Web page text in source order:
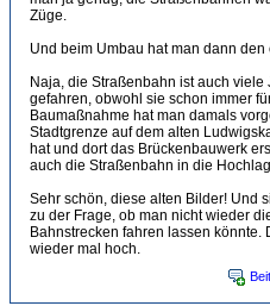
Züge.
Und beim Umbau hat man dann
Naja, die Straßenbahn ist auch
gefahren, obwohl sie schon immer
Baumaßnahme hat man damals
Stadtgrenze auf dem alten
hat und dort das Brückenbauwerk
auch die Straßenbahn in die
Sehr schön, diese alten Bilder! Und
zu der Frage, ob man nicht wieder
Bahnstrecken fahren lassen könnte.
wieder mal hoch.